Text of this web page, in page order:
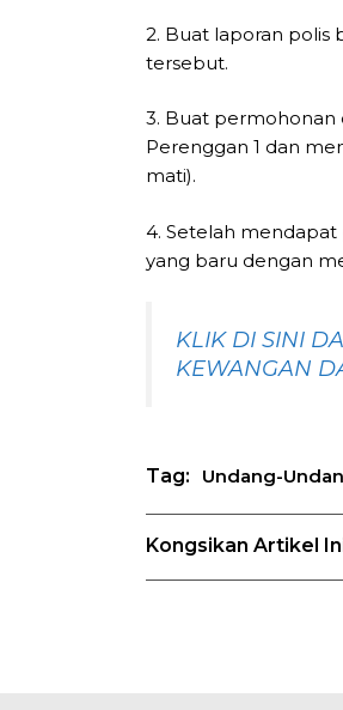
2. Buat laporan polis
tersebut.
3. Buat permohonan
Perenggan 1 dan
mati).
4. Setelah
yang baru dengan
KLIK DI SINI
KEWANGAN
Tag: Undang-
Kongsikan Artikel